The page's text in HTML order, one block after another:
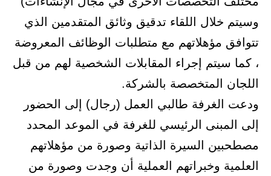
وسيتم خلال اللقاء تدقيق وثائق المتقدمين الذي
تتوافق مؤهلاتهم مع متطلبات الوظائف المعروضة
، كما سيتم إجراء المقابلات الشخصية لهم من قبل
اللجان المتخصصة بالشركة.
ودعت الغرفة طالبي العمل (رجال) إلى الحضور
إلى المبنى الرئيسي للغرفة في الموعد المحدد
مصطحبين السيرة الذاتية وصورة من مؤهلاتهم
العلمية وخبراتهم العملية أن وجدت وصورة من